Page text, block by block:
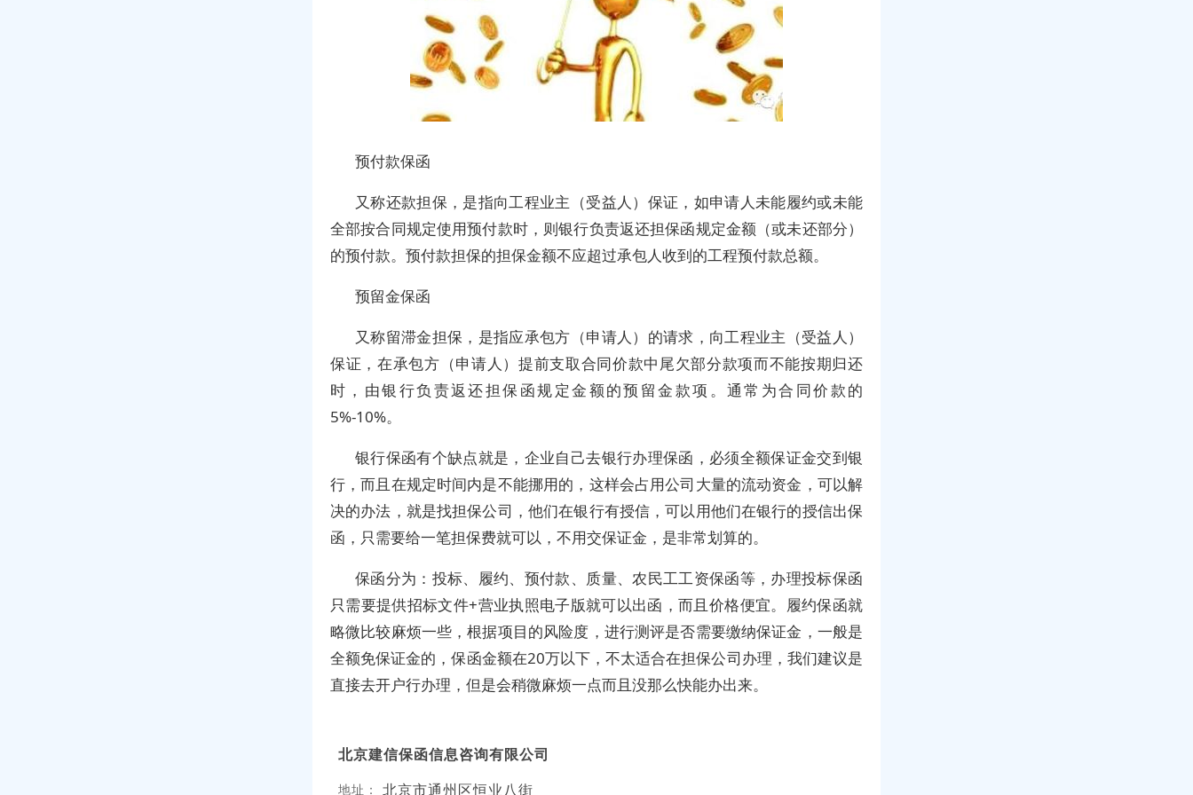
预付款保函
又称还款担保，是指向工程业主（受益人）保证，如申请人未能履约或未能
全部按合同规定使用预付款时，则银行负责返还担保函规定金额（或未还部分）
的预付款。预付款担保的担保金额不应超过承包人收到的工程预付款总额。
预留金保函
又称留滞金担保，是指应承包方（申请人）的请求，向工程业主（受益人）
保证，在承包方（申请人）提前支取合同价款中尾欠部分款项而不能按期归还
时，由银行负责返还担保函规定金额的预留金款项。通常为合同价款的
5%-10%。
银行保函有个缺点就是，企业自己去银行办理保函，必须全额保证金交到银
行，而且在规定时间内是不能挪用的，这样会占用公司大量的流动资金，可以解
决的办法，就是找担保公司，他们在银行有授信，可以用他们在银行的授信出保
函，只需要给一笔担保费就可以，不用交保证金，是非常划算的。
保函分为：投标、履约、预付款、质量、农民工工资保函等，办理投标保函
只需要提供招标文件+营业执照电子版就可以出函，而且价格便宜。履约保函就
略微比较麻烦一些，根据项目的风险度，进行测评是否需要缴纳保证金，一般是
全额免保证金的，保函金额在20万以下，不太适合在担保公司办理，我们建议是
直接去开户行办理，但是会稍微麻烦一点而且没那么快能办出来。
北京建信保函信息咨询有限公司
地址： 北京市通州区恒业八街